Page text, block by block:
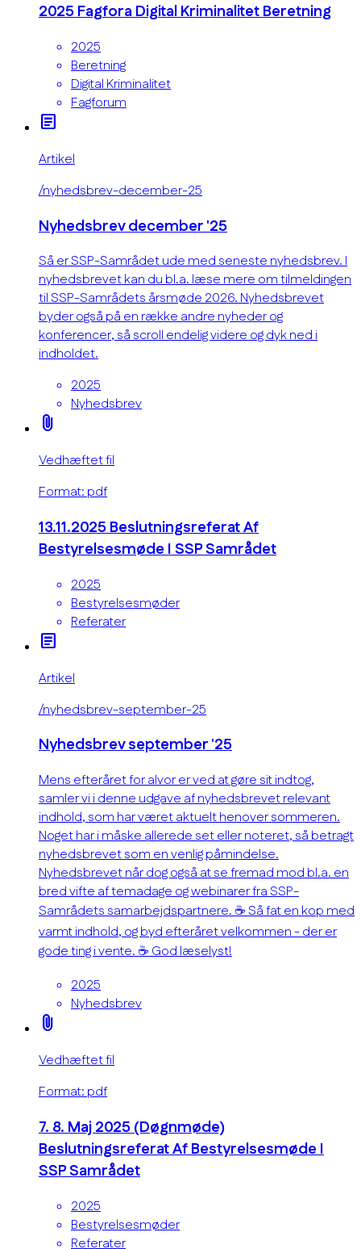
2025 Fagfora Digital Kriminalitet Beretning
2025
Beretning
Digital Kriminalitet
Fagforum
article
Artikel
/nyhedsbrev-december-25
Nyhedsbrev december '25
Så er SSP-Samrådet ude med seneste nyhedsbrev. I
nyhedsbrevet kan du bl.a. læse mere om tilmeldingen
til SSP-Samrådets årsmøde 2026. Nyhedsbrevet
byder også på en række andre nyheder og
konferencer, så scroll endelig videre og dyk ned i
indholdet.
2025
Nyhedsbrev
attach_file
Vedhæftet fil
Format: pdf
13.11.2025 Beslutningsreferat Af
Bestyrelsesmøde I SSP Samrådet
2025
Bestyrelsesmøder
Referater
article
Artikel
/nyhedsbrev-september-25
Nyhedsbrev september '25
Mens efteråret for alvor er ved at gøre sit indtog,
samler vi i denne udgave af nyhedsbrevet relevant
indhold, som har været aktuelt henover sommeren.
Noget har i måske allerede set eller noteret, så betragt
nyhedsbrevet som en venlig påmindelse.
Nyhedsbrevet når dog også at se fremad mod bl.a. en
bred vifte af temadage og webinarer fra SSP-
Samrådets samarbejdspartnere. ☕ Så fat en kop med
varmt indhold, og byd efteråret velkommen - der er
gode ting i vente. ☕ God læselyst!
2025
Nyhedsbrev
attach_file
Vedhæftet fil
Format: pdf
7. 8. Maj 2025 (Døgnmøde)
Beslutningsreferat Af Bestyrelsesmøde I
SSP Samrådet
2025
Bestyrelsesmøder
Referater